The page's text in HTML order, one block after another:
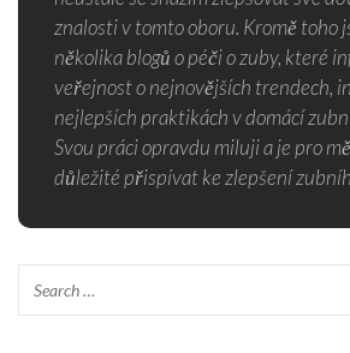
znalosti v tomto oboru. Kromě toho
několika blogů o péči o zuby, které
veřejnost o nejnovějších trendech,
nejlepších praktikách v domácí
Svou práci opravdu miluji a je pro
důležité přispívat ke zlepšení